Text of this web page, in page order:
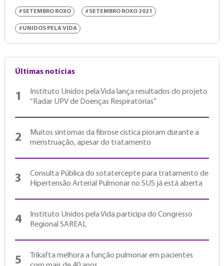
#SETEMBRO ROXO #SETEMBRO ROXO 2021
#UNIDOS PELA VIDA
Últimas notícias
1
Instituto Unidos pela Vida lança resultados do projeto
“Radar UPV de Doenças Respiratórias”
2
Muitos sintomas da fibrose cística pioram durante a
menstruação, apesar do tratamento
3
Consulta Pública do sotatercepte para tratamento de
Hipertensão Arterial Pulmonar no SUS já está aberta
4
Instituto Unidos pela Vida participa do Congresso
Regional SAREAL
5
Trikafta melhora a função pulmonar em pacientes